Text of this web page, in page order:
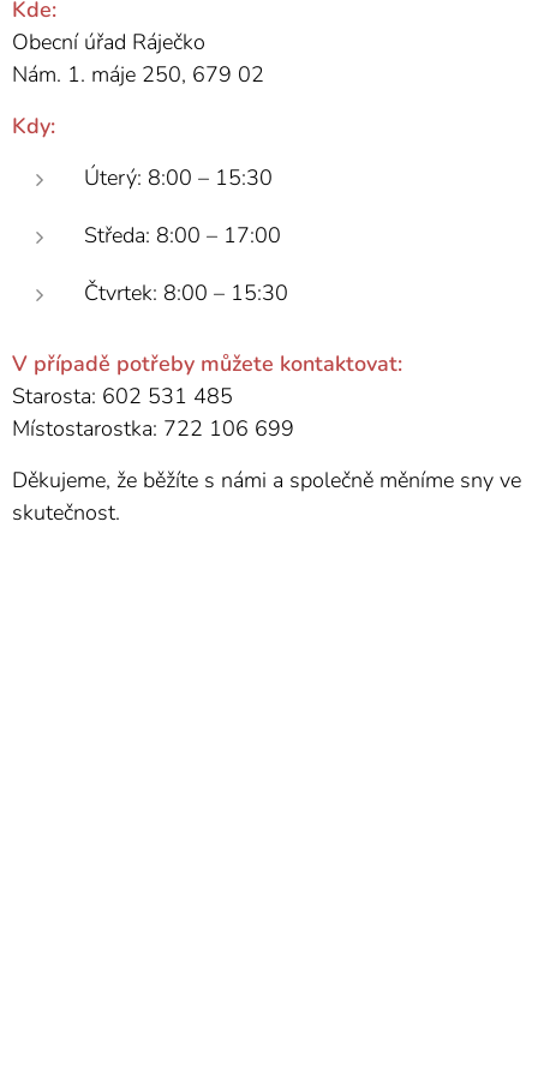
Kde:
Obecní úřad Ráječko
Nám. 1. máje 250, 679 02
Kdy:
Úterý: 8:00 – 15:30
Středa: 8:00 – 17:00
Čtvrtek: 8:00 – 15:30
V případě potřeby můžete kontaktovat:
Starosta: 602 531 485
Místostarostka: 722 106 699
Děkujeme, že běžíte s námi a společně měníme sny ve
skutečnost.